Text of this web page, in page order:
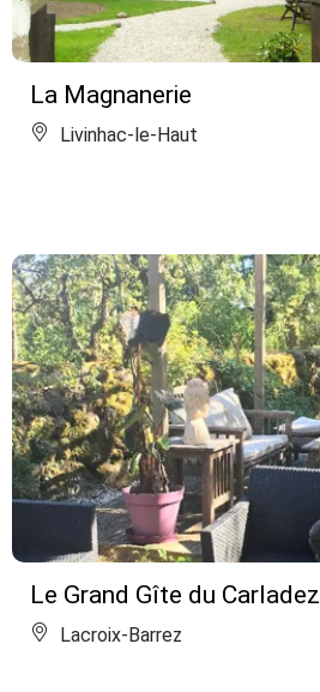
La Magnanerie
Livinhac-le-Haut
Le Grand Gîte du Carladez
Lacroix-Barrez